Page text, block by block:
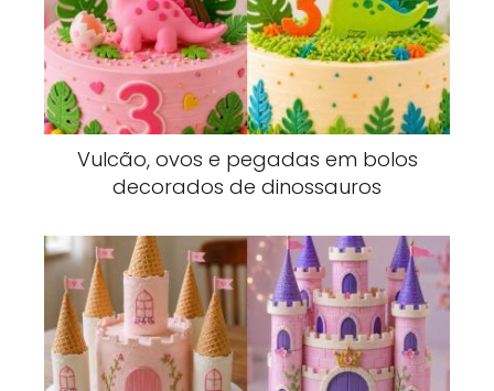
Vulcão, ovos e pegadas em bolos
decorados de dinossauros